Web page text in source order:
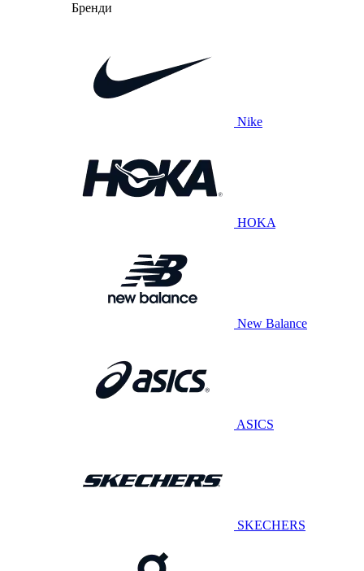
Бренди
Nike
HOKA
New Balance
ASICS
SKECHERS